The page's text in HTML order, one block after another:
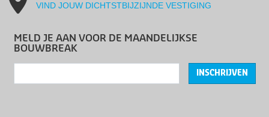
VIND JOUW DICHTSTBIJZIJNDE VESTIGING
MELD JE AAN VOOR DE MAANDELIJKSE
BOUWBREAK
INSCHRIJVEN